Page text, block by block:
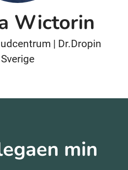
Wictorin
| Dr.Dropin
Sverige
min